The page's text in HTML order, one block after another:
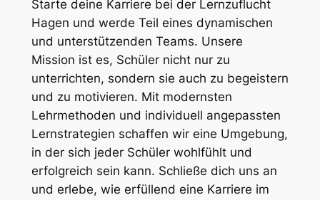
Starte deine Karriere bei der Lernzuflucht
Hagen und werde Teil eines dynamischen
und unterstützenden Teams. Unsere
Mission ist es, Schüler nicht nur zu
unterrichten, sondern sie auch zu begeistern
und zu motivieren. Mit modernsten
Lehrmethoden und individuell angepassten
Lernstrategien schaffen wir eine Umgebung,
in der sich jeder Schüler wohlfühlt und
erfolgreich sein kann. Schließe dich uns an
und erlebe, wie erfüllend eine Karriere im